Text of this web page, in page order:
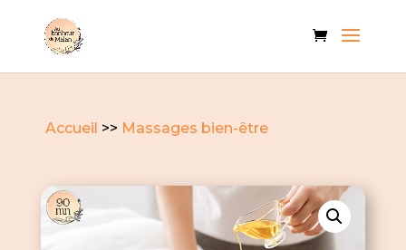
Accueil >> Massages bien-être